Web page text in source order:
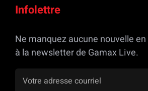
Infolettre
Ne manquez aucune nouvelle
à la newsletter de Gamax Live.